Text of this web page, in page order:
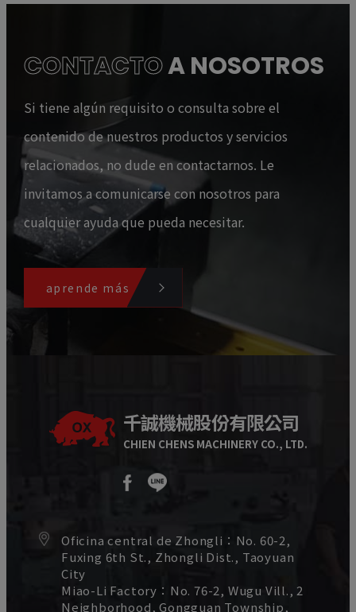
CONTACTOA NOSOTROS
Si tiene algún requisito o consulta sobre el
contenido de nuestros productos y servicios
relacionados, no dude en contactarnos. Le
invitamos a comunicarse con nosotros para
cualquier ayuda que pueda necesitar.
aprende más
千誠機械股份有限公司
CHIEN CHENS MACHINERY CO., LTD.
Oficina central de Zhongli： No. 60-2,
Fuxing 6th St., Zhongli Dist., Taoyuan
City
Miao-Li Factory： No. 76-2, Wugu Vill., 2
Neighborhood, Gongguan Township,